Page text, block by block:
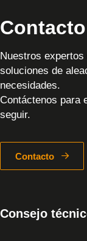
Contacto
Nuestros
soluciones de
necesidades.
Contáctenos para
seguir.
Contacto
Consejo